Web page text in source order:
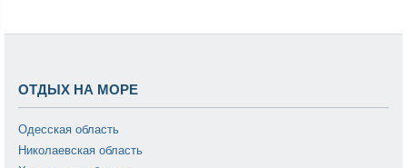
ОТДЫХ НА МОРЕ
Одесская область
Николаевская область